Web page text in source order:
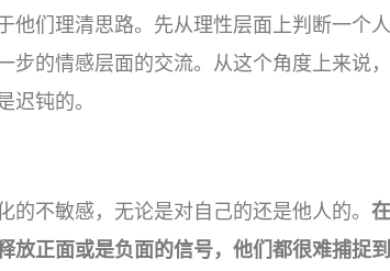
他们理清思路。先从理性层面上判断一个
步的情感层面的交流。从这个角度上来说
迟钝的。
不敏感，无论是对自己的还是他人的。
正面或是负面的信号，他们都很难捕捉到